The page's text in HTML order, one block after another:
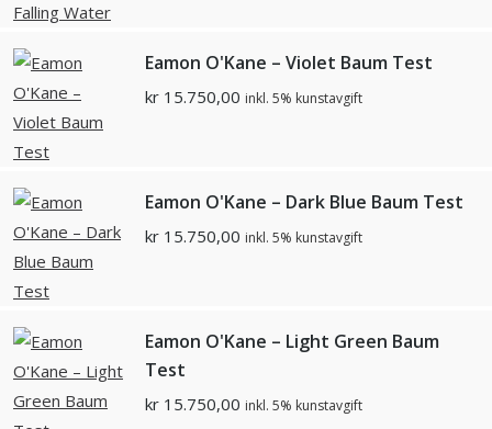
Eamon O'Kane – Violet Baum Test
kr 15.750,00 inkl. 5% kunstavgift
Eamon O'Kane – Dark Blue Baum Test
kr 15.750,00 inkl. 5% kunstavgift
Eamon O'Kane – Light Green Baum
Test
kr 15.750,00 inkl. 5% kunstavgift